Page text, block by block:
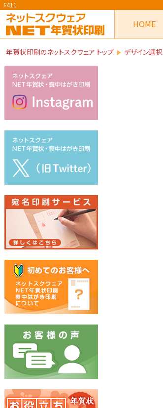
F411
HOME
年賀状印刷のネットスクウェア トップ デザイン選択